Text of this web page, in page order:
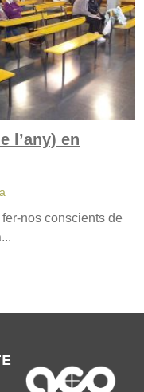
l’any) en
nos conscients de